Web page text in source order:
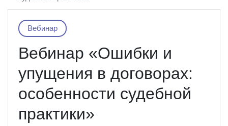
Вебинар
Вебинар «Ошибки и
упущения в договорах:
особенности судебной
практики»